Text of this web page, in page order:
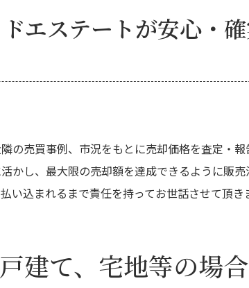
エステートが安心・確
の売買事例、市況をもとに売却価格を査定・
かし、最大限の売却額を達成できるように販
い込まれるまで責任を持ってお世話させて頂き
建て、宅地等の場合